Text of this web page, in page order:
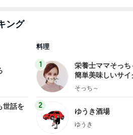
ング
世話を
料理
1
栄養士ママそっち
簡単美味しいサイ
献立
そっち～
2
ゆうき酒場
ゆうき